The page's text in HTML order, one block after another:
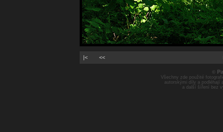
|< <<
©
Všechny zde použité
autorskými díly a podléhají
a další šíření bez